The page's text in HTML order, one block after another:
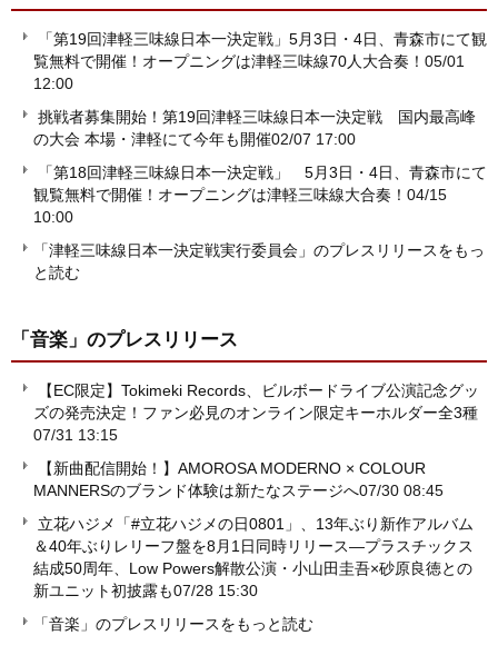
「第19回津軽三味線日本一決定戦」5月3日・4日、青森市にて観
覧無料で開催！オープニングは津軽三味線70人大合奏！ 05/01
12:00
挑戦者募集開始！第19回津軽三味線日本一決定戦 国内最高峰
の大会 本場・津軽にて今年も開催02/07 17:00
「第18回津軽三味線日本一決定戦」 5月3日・4日、青森市にて
観覧無料で開催！オープニングは津軽三味線大合奏！ 04/15
10:00
「津軽三味線日本一決定戦実行委員会」のプレスリリースをもっ
と読む
「音楽」 のプレスリリース
【EC限定】Tokimeki Records、ビルボードライブ公演記念グッ
ズの発売決定！ファン必見のオンライン限定キーホルダー全3種
07/31 13:15
【新曲配信開始！】AMOROSA MODERNO × COLOUR
MANNERSのブランド体験は新たなステージへ07/30 08:45
立花ハジメ「#立花ハジメの日0801」、13年ぶり新作アルバム
＆40年ぶりレリーフ盤を8月1日同時リリース―プラスチックス
結成50周年、Low Powers解散公演・小山田圭吾×砂原良徳との
新ユニット初披露も07/28 15:30
「音楽」のプレスリリースをもっと読む